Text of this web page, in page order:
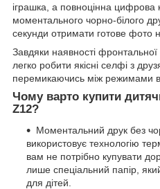
іграшка, а повноцінна цифрова
моментального чорно-білого
секунди отримати готове фото
Завдяки наявності
легко робити якісні селфі з
перемикаючись між режимами в
Чому варто купити
Z12?
Моментальний друк без
використовує технологію
вам не потрібно купувати
лише спеціальний папір,
для дітей.